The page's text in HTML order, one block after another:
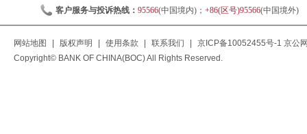
客户服务与投诉热线： 95566(中国境内)； +86(区号)95566(中国境外)
网站地图 版权声明 使用条款 联系我们 京ICP备10052455号-1 京公
Copyright© BANK OF CHINA(BOC) All Rights Reserved.